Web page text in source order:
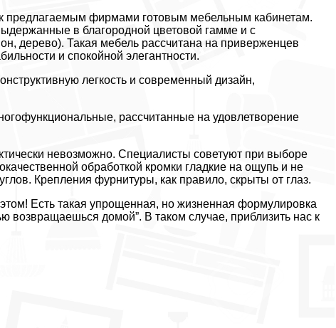
предлагаемым фирмами готовым мебельным кабинетам.
в благородной цветовой гамме и с
дерево). Такая мебель рассчитана на приверженцев
и спокойной элегантности.
легкость и современный дизайн,
рассчитанные на удовлетворение
невозможно. Специалисты советуют при выборе
обработкой кромки гладкие на ощупь и не
Крепления фурнитуры, как правило, скрыты от глаз.
Есть такая упрощенная, но жизненная формулировка
возвращаешься домой”. В таком случае, приблизить нас к